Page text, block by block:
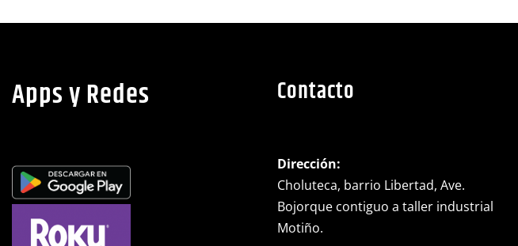
Apps y Redes Contacto
Dirección:
Choluteca, barrio Libertad, Ave.
Bojorque contiguo a taller industrial
Motiño.